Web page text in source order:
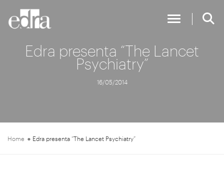
Toggle
Edra presenta “The Lancet
Psychiatry”
16/05/2014
Home Edra presenta “The Lancet Psychiatry”